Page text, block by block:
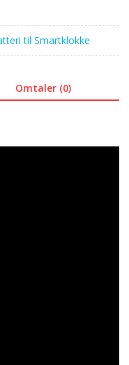
til Smartklokke
Omtaler (0)